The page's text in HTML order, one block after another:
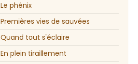
Le phénix
Premières vies de sauvées
Quand tout s'éclaire
En plein tiraillement